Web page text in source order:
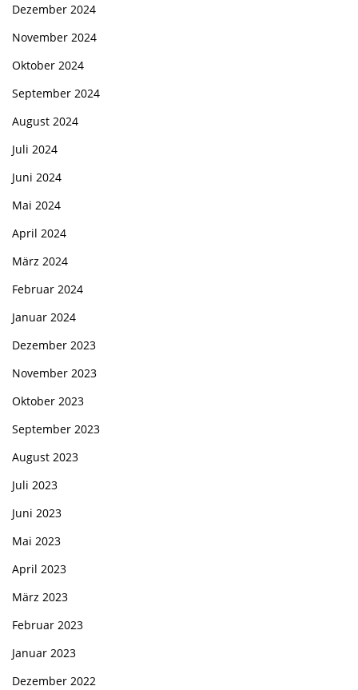
Dezember 2024
November 2024
Oktober 2024
September 2024
August 2024
Juli 2024
Juni 2024
Mai 2024
April 2024
März 2024
Februar 2024
Januar 2024
Dezember 2023
November 2023
Oktober 2023
September 2023
August 2023
Juli 2023
Juni 2023
Mai 2023
April 2023
März 2023
Februar 2023
Januar 2023
Dezember 2022